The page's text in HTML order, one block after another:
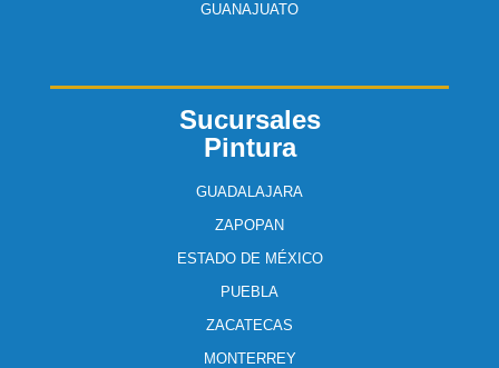
Sucursales
Pintura
GUADALAJARA
ZAPOPAN
ESTADO DE MÉXICO
PUEBLA
ZACATECAS
MONTERREY
GUANAJUATO